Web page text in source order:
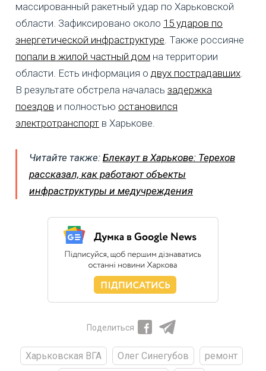
массированный ракетный удар по Харьковской
области. Зафиксировано около 15 ударов по
энергетической инфраструктуре. Также россияне
попали в жилой частный дом на территории
области. Есть информация о двух пострадавших.
В результате обстрела началась задержка
поездов и полностью остановился
электротранспорт в Харькове.
Читайте также: Блекаут в Харькове: Терехов
рассказал, как работают объекты
инфраструктуры и медучреждения
Поделиться
Харьковская ВГА Олег Синегубов
ремонт